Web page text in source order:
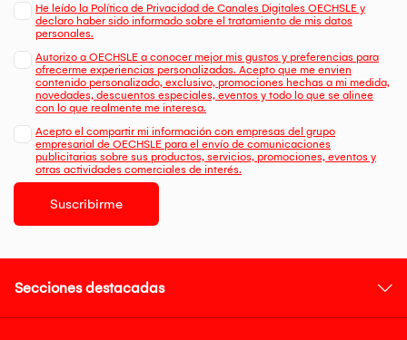
He leído la Política de Privacidad de Canales Digitales OECHSLE y
declaro haber sido informado sobre el tratamiento de mis datos
personales.
Autorizo a OECHSLE a conocer mejor mis gustos y preferencias para
ofrecerme experiencias personalizadas. Acepto que me envien
contenido personalizado, exclusivo, promociones hechas a mi medida,
novedades, descuentos especiales, eventos y todo lo que se alinee
con lo que realmente me interesa.
Acepto el compartir mi información con empresas del grupo
empresarial de OECHSLE para el envío de comunicaciones
publicitarias sobre sus productos, servicios, promociones, eventos y
otras actividades comerciales de interés.
Suscribirme
Secciones destacadas